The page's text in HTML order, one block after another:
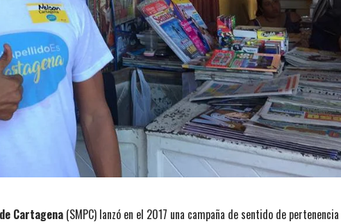
Cartagena (SMPC) lanzó en el 2017 una campaña de sentido de pertenencia